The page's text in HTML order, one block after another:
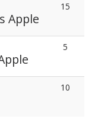
Apple
15
5
10